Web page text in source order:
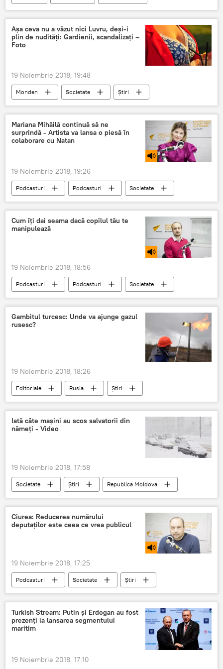
Politică
Marea Britanie
Brexit
haos
Așa ceva nu a văzut nici Luvru, deși-i
plin de nudități: Gardienii, scandalizați –
Foto
19 Noiembrie 2018, 19:48
Monden Societate
Știri
În lume
nud
decolteu
Paris
sâni
Mariana Mihăilă continuă să ne
surprindă - Artista va lansa o piesă în
colaborare cu Natan
19 Noiembrie 2018, 19:26
Podcasturi Podcasturi
Societate
Știri
Republica Moldova
Cultură
Moldova
interpretă
lansare
piesă
Cum îți dai seama dacă copilul tău te
manipulează
19 Noiembrie 2018, 18:56
Podcasturi Podcasturi
Societate
Știri
Republica Moldova
Moldova
părinți
copii manipulare
Gambitul turcesc: Unde va ajunge gazul
rusesc?
19 Noiembrie 2018, 18:26
Editoriale Rusia
Știri
gaze rusești
gazoduct Turcia
Iată câte mașini au scos salvatorii din
nămeți - Video
19 Noiembrie 2018, 17:58
Societate Știri
Republica Moldova
mașini
nămeți salvatori
Ciurea: Reducerea numărului
deputaților este ceea ce vrea publicul
19 Noiembrie 2018, 17:25
Podcasturi Societate
Știri
Republica Moldova
Politică
Podcasturi
Moldova
Partidul Democrat
inițiativă
Turkish Stream: Putin și Erdogan au fost
prezenți la lansarea segmentului
maritim
19 Noiembrie 2018, 17:10